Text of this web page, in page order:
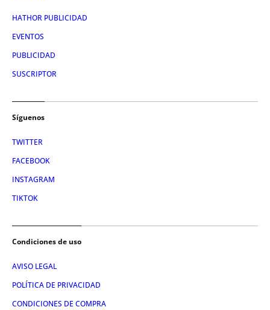
HATHOR PUBLICIDAD
EVENTOS
PUBLICIDAD
SUSCRIPTOR
Síguenos
TWITTER
FACEBOOK
INSTAGRAM
TIKTOK
Condiciones de uso
AVISO LEGAL
POLÍTICA DE PRIVACIDAD
CONDICIONES DE COMPRA